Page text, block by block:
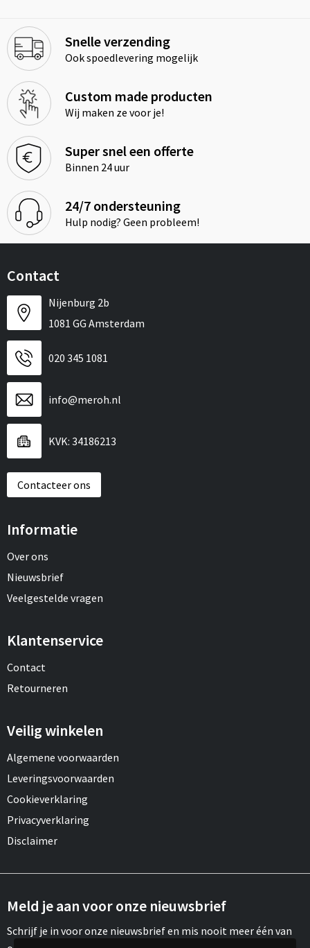
Snelle verzending
Ook spoedlevering mogelijk
Custom made producten
Wij maken ze voor je!
Super snel een offerte
Binnen 24 uur
24/7 ondersteuning
Hulp nodig? Geen probleem!
Contact
Nijenburg 2b
1081 GG Amsterdam
020 345 1081
info@meroh.nl
KVK: 34186213
Contacteer ons
Informatie
Over ons
Nieuwsbrief
Veelgestelde vragen
Klantenservice
Contact
Retourneren
Veilig winkelen
Algemene voorwaarden
Leveringsvoorwaarden
Cookieverklaring
Privacyverklaring
Disclaimer
Meld je aan voor onze nieuwsbrief
Schrijf je in voor onze nieuwsbrief en mis nooit meer één van